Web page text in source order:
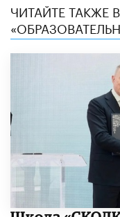
ЧИТАЙТЕ ТАКЖЕ